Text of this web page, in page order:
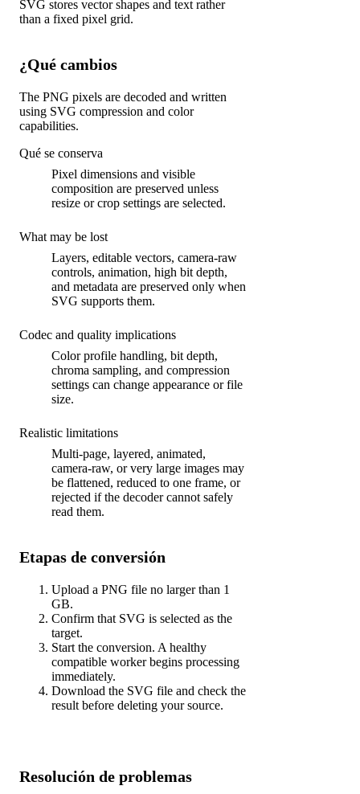
SVG stores vector shapes and text rather
than a fixed pixel grid.
¿Qué cambios
The PNG pixels are decoded and written
using SVG compression and color
capabilities.
Qué se conserva
Pixel dimensions and visible
composition are preserved unless
resize or crop settings are selected.
What may be lost
Layers, editable vectors, camera-raw
controls, animation, high bit depth,
and metadata are preserved only when
SVG supports them.
Codec and quality implications
Color profile handling, bit depth,
chroma sampling, and compression
settings can change appearance or file
size.
Realistic limitations
Multi-page, layered, animated,
camera-raw, or very large images may
be flattened, reduced to one frame, or
rejected if the decoder cannot safely
read them.
Etapas de conversión
Upload a PNG file no larger than 1
GB.
Confirm that SVG is selected as the
target.
Start the conversion. A healthy
compatible worker begins processing
immediately.
Download the SVG file and check the
result before deleting your source.
Resolución de problemas